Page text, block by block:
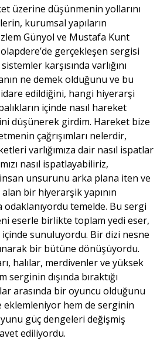
üzerine düşünmenin yollarını
kurumsal yapıların
Günyol ve Mustafa Kunt
gerçekleşen sergisi
karşısında varlığını
ne demek olduğunu ve bu
idare edildiğini, hangi hiyerarşi
içinde nasıl hareket
düşünerek girdim. Hareket bize
çağrışımları nelerdir,
varlığımıza dair nasıl ispatlar
nasıl ispatlayabiliriz,
unsurunu arka plana iten ve
bir hiyerarşik yapının
odaklanıyordu temelde. Bu sergi
eserle birlikte toplam yedi eser,
sunuluyordu. Bir dizi nesne
bir bütüne dönüşüyordu.
halılar, merdivenler ve yüksek
serginin dışında bıraktığı
arasında bir oyuncu olduğunu
hem de serginin
güç dengeleri değişmiş
ediliyordu.